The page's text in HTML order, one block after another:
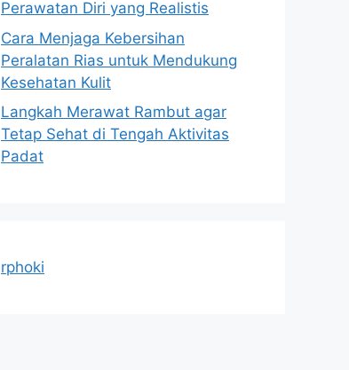
Perawatan Diri yang Realistis
Cara Menjaga Kebersihan
Peralatan Rias untuk Mendukung
Kesehatan Kulit
Langkah Merawat Rambut agar
Tetap Sehat di Tengah Aktivitas
Padat
rphoki